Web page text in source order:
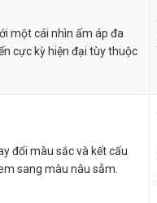
một cái nhìn ấm áp đa
cực kỳ hiện đại tùy thuộc
đổi màu sắc và kết cấu
sang màu nâu sẫm.